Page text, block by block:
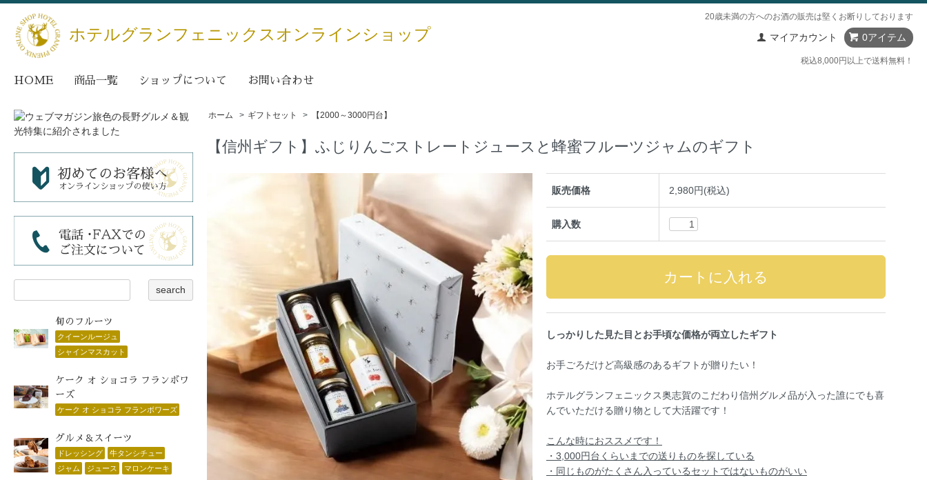
ホテルグランフェニックスオンラインショップ
20歳未満の方へのお酒の販売は堅くお断りしております
マイアカウント 0アイテム
税込8,000円以上で送料無料！
HOME 商品一覧 ショップについて お問い合わせ
旬のフルーツ
クイーンルージュ
シャインマスカット
ケーク オ ショコラ フランボワ
ーズ
ケーク オ ショコラ フランボワーズ
グルメ＆スイーツ
ドレッシング
牛タンシチュー
ジャム
ジュース マロンケーキ
ホーム > ギフトセット > 【2000～3000円台】
【信州ギフト】ふじりんごストレートジュースと蜂蜜フルーツジャムのギフト
販売価格 2,980円(税込)
購入数
しっかりした見た目とお手頃な価格が両立したギフト
お手ごろだけど高級感のあるギフトが贈りたい！
ホテルグランフェニックス奥志賀のこだわり信州グルメ品が入った誰にでも喜
んでいただける贈り物として大活躍です！
こんな時におススメです！
・3,000円台くらいまでの送りものを探している
・同じものがたくさん入っているセットではないものがいい